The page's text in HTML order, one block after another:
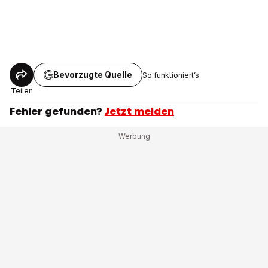
Teilen
Bevorzugte Quelle So funktioniert’s
Fehler gefunden? Jetzt melden